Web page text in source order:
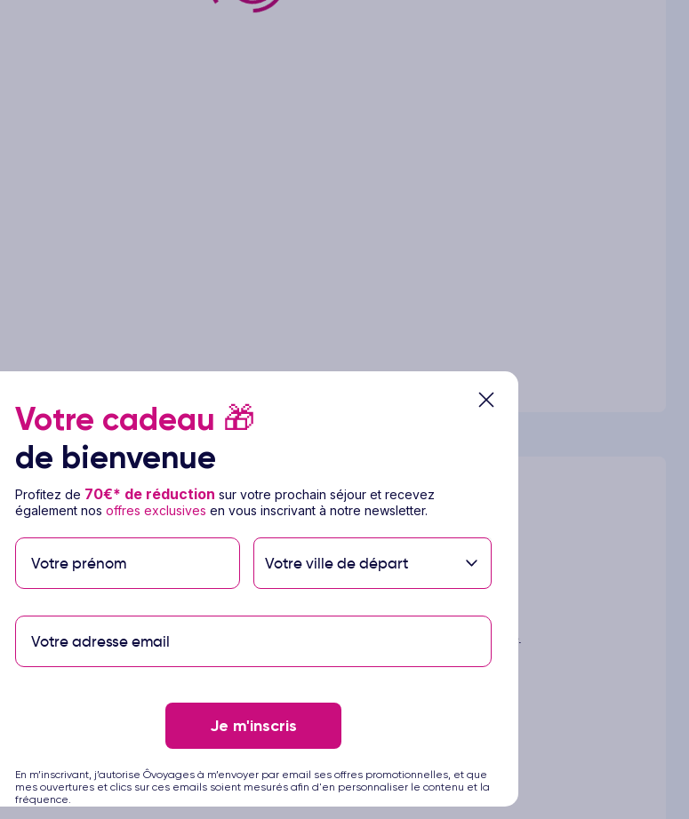
de vraies vacances, entre moments de convivialité, de partage et de découverte.
Découvrez tous les avantages du Ôclub Select* :
de la région
Votre cadeau 🎁
de bienvenue
Profitez de 70€* de réduction sur votre prochain séjour et recevez
également nosoffres exclusives en vous inscrivant à notre newsletter.
Votre ville de départ
Je m'inscris
En m’inscrivant, j’autorise Ôvoyages à m’envoyer par email ses offres promotionnelles, et que
mes ouvertures et clics sur ces emails soient mesurés afin d'en personnaliser le contenu et la
fréquence.